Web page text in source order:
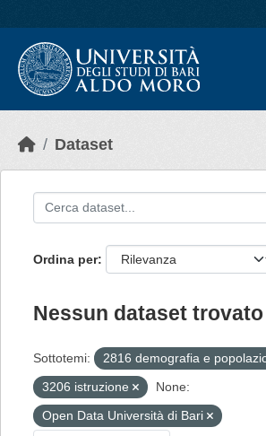
Dataset
Ordina per
Nessun dataset trovato
Sottotemi:
2816 demografia e
3206 istruzione
None:
Open Data Università di Bari